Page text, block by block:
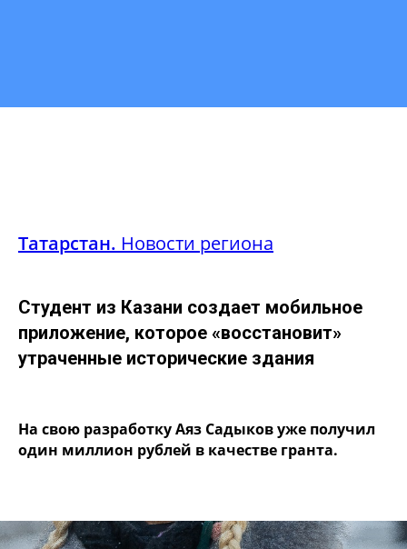
Татарстан. Новости региона
Студент из Казани создает мобильное
приложение, которое «восстановит»
утраченные исторические здания
На свою разработку Аяз Садыков уже получил
один миллион рублей в качестве гранта.